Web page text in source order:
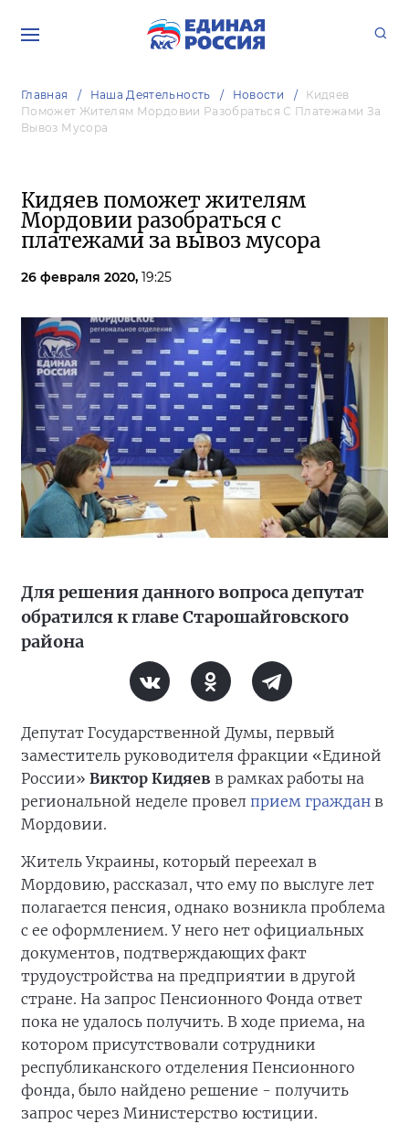
Главная Наша Деятельность Новости
Кидяев
Поможет Жителям Мордовии Разобраться С Платежами За
Вывоз Мусора
Кидяев поможет жителям
Мордовии разобраться с
платежами за вывоз мусора
26 февраля 2020, 19:25
Для решения данного вопроса депутат
обратился к главе Старошайговского
района
Депутат Государственной Думы, первый
заместитель руководителя фракции «Единой
России» Виктор Кидяев в рамках работы на
региональной неделе провел прием граждан в
Мордовии.
Житель Украины, который переехал в
Мордовию, рассказал, что ему по выслуге лет
полагается пенсия, однако возникла проблема
с ее оформлением. У него нет официальных
документов, подтверждающих факт
трудоустройства на предприятии в другой
стране. На запрос Пенсионного Фонда ответ
пока не удалось получить. В ходе приема, на
котором присутствовали сотрудники
республиканского отделения Пенсионного
фонда, было найдено решение - получить
запрос через Министерство юстиции.